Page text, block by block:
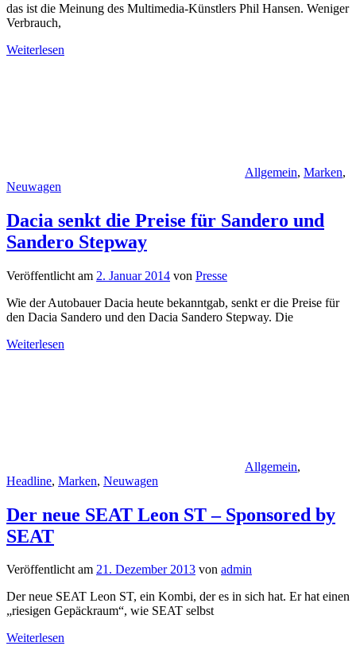
das ist die Meinung des Multimedia-Künstlers Phil Hansen. Weniger
Verbrauch,
Weiterlesen
Allgemein, Marken,
Neuwagen
Dacia senkt die Preise für Sandero und
Sandero Stepway
Veröffentlicht am 2. Januar 2014 von Presse
Wie der Autobauer Dacia heute bekanntgab, senkt er die Preise für
den Dacia Sandero und den Dacia Sandero Stepway. Die
Weiterlesen
Allgemein,
Headline, Marken, Neuwagen
Der neue SEAT Leon ST – Sponsored by
SEAT
Veröffentlicht am 21. Dezember 2013 von admin
Der neue SEAT Leon ST, ein Kombi, der es in sich hat. Er hat einen
„riesigen Gepäckraum“, wie SEAT selbst
Weiterlesen